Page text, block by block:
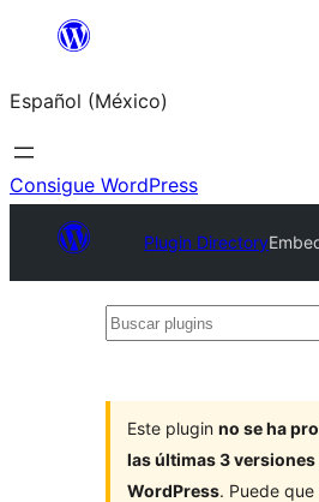
Saltar
contenido
Español (México)
Consigue WordPress
Plugin Directory
Buscar
Este plugin no se ha
las últimas 3 versiones
WordPress. Puede